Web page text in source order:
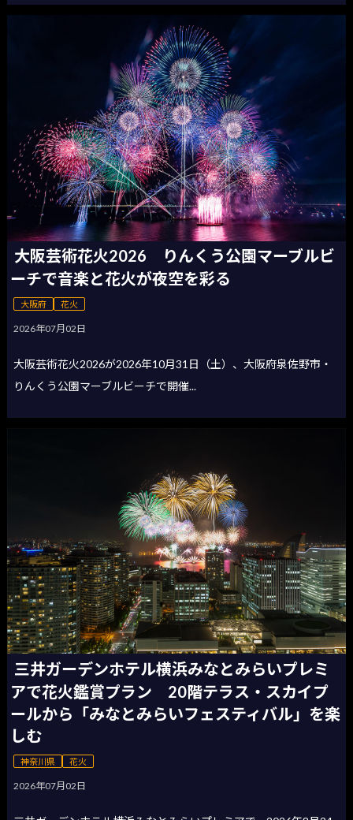
大阪芸術花火2026 りんくう公園マーブルビ
ーチで音楽と花火が夜空を彩る
大阪府 花火
2026年07月02日
大阪芸術花火2026が2026年10月31日（土）、大阪府泉佐野市・
りんくう公園マーブルビーチで開催...
三井ガーデンホテル横浜みなとみらいプレミ
アで花火鑑賞プラン 20階テラス・スカイプ
ールから「みなとみらいフェスティバル」を楽
しむ
神奈川県 花火
2026年07月02日